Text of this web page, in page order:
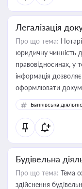
Легалізація
Про що тема:
юридичну чинність
правовідносинах, у
інформація
оформлювати
забезпечувати їх
контрагентами
Банківська
Будівельна
Про що тема: Тема
здійснення